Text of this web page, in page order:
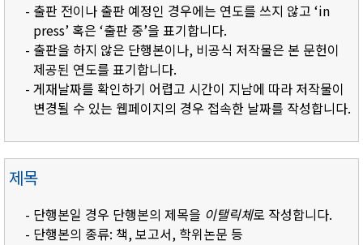
- 출판 전이나 출판 예정인 경우에는 연도를 쓰지 않고 ‘in
press’ 혹은 ‘출판 중’을 표기합니다.
- 출판을 하지 않은 단행본이나, 비공식 저작물은 본 문헌이
제공된 연도를 표기합니다.
- 게재날짜를 확인하기 어렵고 시간이 지남에 따라 저작물이
변경될 수 있는 웹페이지의 경우 접속한 날짜를 작성합니다.
제목
- 단행본일 경우 단행본의 제목을 이탤릭체로 작성합니다.
- 단행본의 종류: 책, 보고서, 학위논문 등